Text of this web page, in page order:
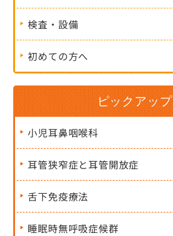
検査・設備
初めての方へ
ピックアップ
小児耳鼻咽喉科
耳管狭窄症と耳管開放症
舌下免疫療法
睡眠時無呼吸症候群